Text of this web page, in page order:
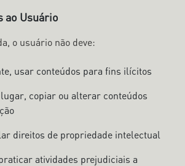
ao Usuário
o usuário não deve:
usar conteúdos para fins ilícitos
copiar ou alterar conteúdos
direitos de propriedade intelectual
atividades prejudiciais a